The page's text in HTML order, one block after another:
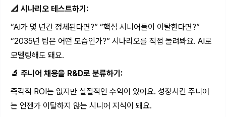
📐 시나리오 테스트하기:
“AI가 몇 년간 정체된다면?” “핵심 시니어들이 이탈한다면?”
“2035년 팀은 어떤 모습인가?” 시나리오를 직접 돌려봐요. AI로
모델링해도 돼요.
🔬 주니어 채용을 R&D로 분류하기:
즉각적 ROI는 없지만 실질적인 수익이 있어요. 성장시킨 주니어
는 언젠가 이탈하지 않는 시니어 지식이 돼요.